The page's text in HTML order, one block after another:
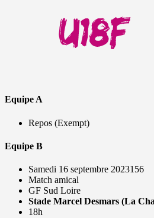
Equipe A
Repos (Exempt)
Equipe B
Samedi 16 septembre 2023156
Match amical
GF Sud Loire
Stade Marcel Desmars (La
18h